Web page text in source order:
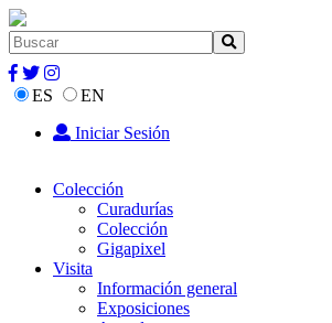
ES
EN
Iniciar Sesión
Colección
Curadurías
Colección
Gigapixel
Visita
Información general
Exposiciones